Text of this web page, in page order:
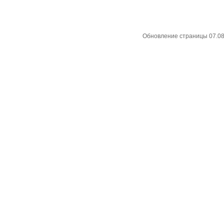
Обновление страницы